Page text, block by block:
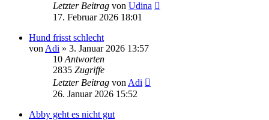
Letzter Beitrag von Udina
17. Februar 2026 18:01
Hund frisst schlecht
von Adi » 3. Januar 2026 13:57
10 Antworten
2835 Zugriffe
Letzter Beitrag von Adi
26. Januar 2026 15:52
Abby geht es nicht gut